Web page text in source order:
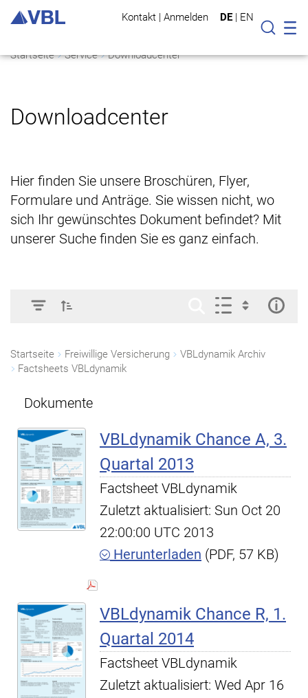
Kontakt | Anmelden DE | EN
Suche
Startseite Service Downloadcenter
Downloadcenter
Hier finden Sie unsere Broschüren, Flyer,
Formulare und Anträge. Sie wissen nicht, wo
sich Ihr gewünschtes Dokument befindet? Mit
unserer Suche finden Sie es ganz einfach.
Startseite Freiwillige Versicherung
VBLdynamik Archiv
Factsheets VBLdynamik
Dokumente
VBLdynamik Chance A, 3.
Quartal 2013
Factsheet VBLdynamik
Zuletzt aktualisiert: Sun Oct 20
22:00:00 UTC 2013
Herunterladen (PDF, 57 KB)
VBLdynamik Chance R, 1.
Quartal 2014
Factsheet VBLdynamik
Zuletzt aktualisiert: Wed Apr 16